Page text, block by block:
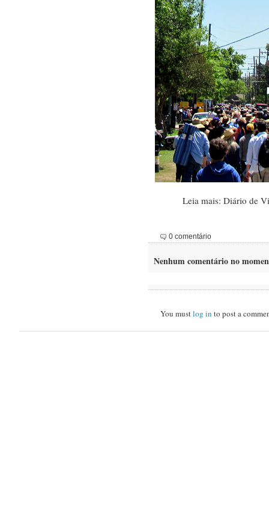
Leia mais: Diário de
0 comentário
Nenhum comentário no
You mustlog in to post a